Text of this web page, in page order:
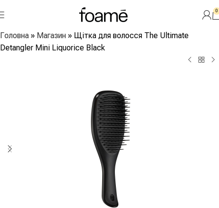
0
Головна » Магазин » Щітка для волосся The Ultimate
Detangler Mini Liquorice Black